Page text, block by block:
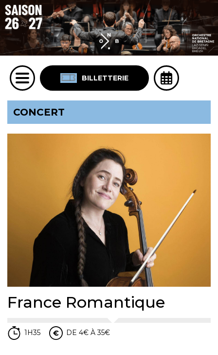
BILLETTERIE
CONCERT
France Romantique
1H35 DE 4€ À 35€